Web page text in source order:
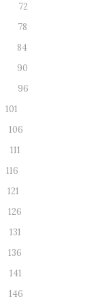
72
78
84
90
96
101
106
111
116
121
126
131
136
141
146